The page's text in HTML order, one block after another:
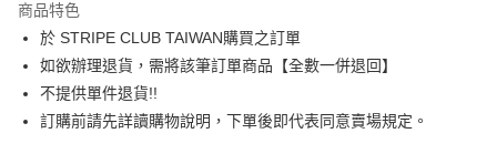
臺灣中小企業銀行
匯豐（台灣）商業銀行
華泰商業銀行
聯邦商業銀行
遠東國際商業銀行
元大商業銀行
玉山商業銀行
星展（台灣）商業銀行
Apple Pay
街口支付
悠遊付
商品特色
於 STRIPE CLUB TAIWAN購買之訂單
如欲辦理退貨，需將該筆訂單商品【全數一併退回】
不提供單件退貨!!
訂購前請先詳讀購物說明，下單後即代表同意賣場規定。